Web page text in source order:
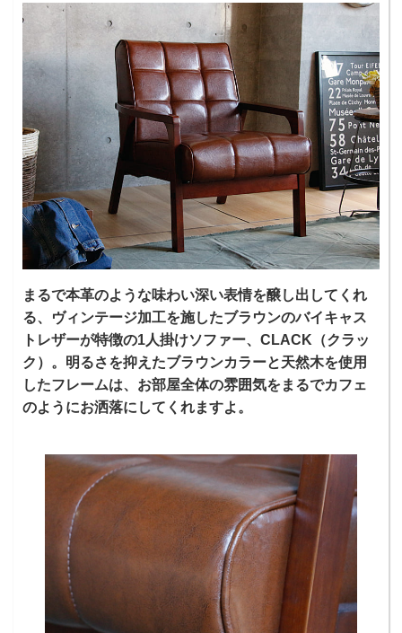
まるで本革のような味わい深い表情を醸し出してくれ
る、ヴィンテージ加工を施したブラウンのバイキャス
トレザーが特徴の1人掛けソファー、CLACK（クラッ
ク）。明るさを抑えたブラウンカラーと天然木を使用
したフレームは、お部屋全体の雰囲気をまるでカフェ
のようにお洒落にしてくれますよ。